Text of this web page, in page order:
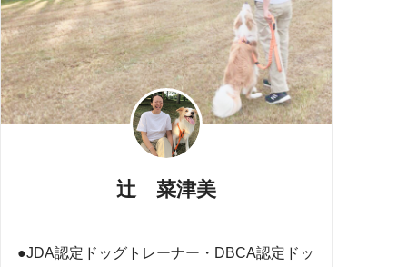
辻 菜津美
●JDA認定ドッグトレーナー・DBCA認定ドッ